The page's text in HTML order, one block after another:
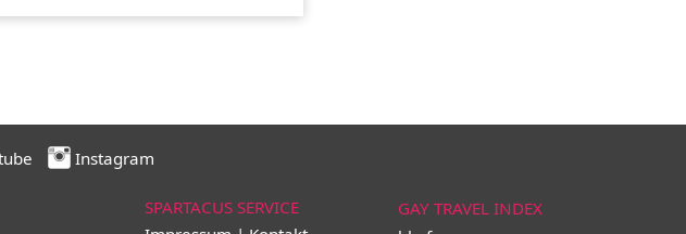
Instagram
SPARTACUS SERVICE
GAY TRAVEL INDEX